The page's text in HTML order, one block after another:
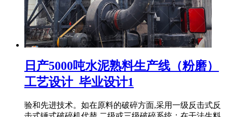
日产5000吨水泥熟料生产线（粉磨）
工艺设计_毕业设计1
验和先进技术。如在原料的破碎方面,采用一级反击式反